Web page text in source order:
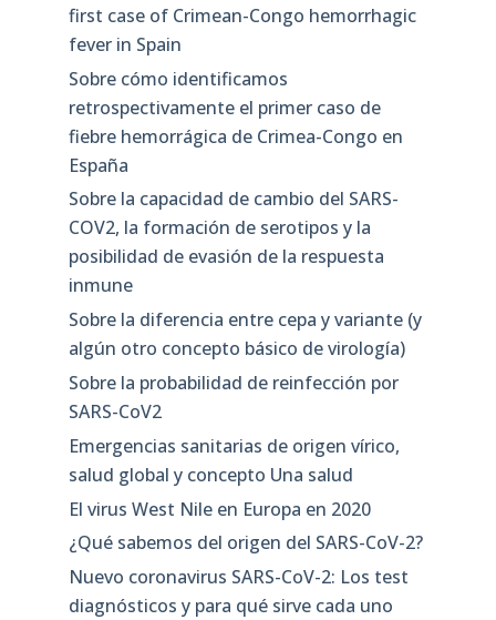
first case of Crimean-Congo hemorrhagic
fever in Spain
Sobre cómo identificamos
retrospectivamente el primer caso de
fiebre hemorrágica de Crimea-Congo en
España
Sobre la capacidad de cambio del SARS-
COV2, la formación de serotipos y la
posibilidad de evasión de la respuesta
inmune
Sobre la diferencia entre cepa y variante (y
algún otro concepto básico de virología)
Sobre la probabilidad de reinfección por
SARS-CoV2
Emergencias sanitarias de origen vírico,
salud global y concepto Una salud
El virus West Nile en Europa en 2020
¿Qué sabemos del origen del SARS-CoV-2?
Nuevo coronavirus SARS-CoV-2: Los test
diagnósticos y para qué sirve cada uno